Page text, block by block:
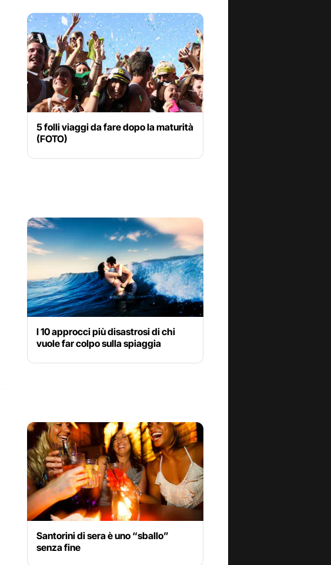
5 folli viaggi da fare dopo la maturità
(FOTO)
I 10 approcci più disastrosi di chi
vuole far colpo sulla spiaggia
Santorini di sera è uno “sballo”
senza fine